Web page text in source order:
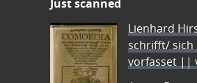
Just scanned
Lienhard
schrifft/
vorfasset ||